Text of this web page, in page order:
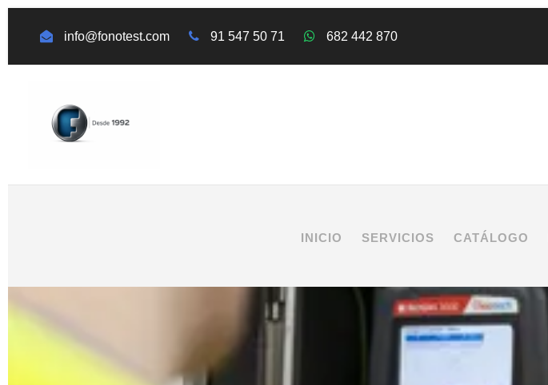
info@fonotest.com 91 547 50 71 682 442 870
INICIO SERVICIOS CATÁLOGO